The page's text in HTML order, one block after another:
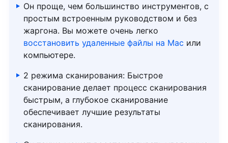
Он проще, чем большинство инструментов, с
простым встроенным руководством и без
жаргона. Вы можете очень легко
восстановить удаленные файлы на Mac или
компьютере.
2 режима сканирования: Быстрое
сканирование делает процесс сканирования
быстрым, а глубокое сканирование
обеспечивает лучшие результаты
сканирования.